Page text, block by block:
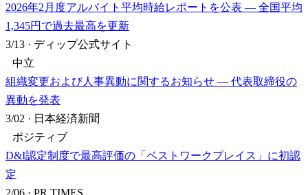
2026年2月度アルバイト平均時給レポートを公表 — 全国平均
1,345円で過去最高を更新
3/13 · ディップ公式サイト
中立
組織変更および人事異動に関するお知らせ — 代表取締役の
異動を発表
3/02 · 日本経済新聞
ポジティブ
D&I認定制度で最高評価の「ベストワークプレイス」に初認
定
2/06 · PR TIMES